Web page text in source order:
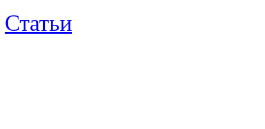
Статьи